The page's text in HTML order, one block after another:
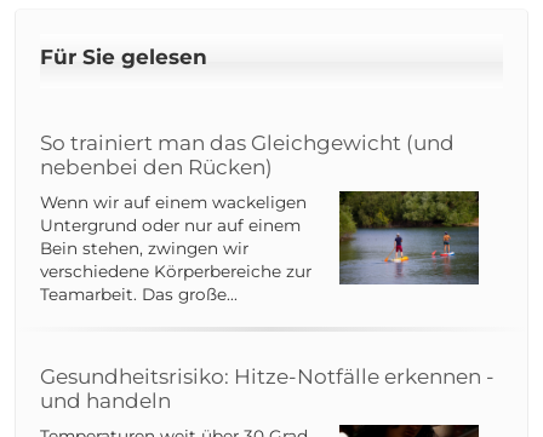
Für Sie gelesen
So trainiert man das Gleichgewicht (und
nebenbei den Rücken)
Wenn wir auf einem wackeligen
Untergrund oder nur auf einem
Bein stehen, zwingen wir
verschiedene Körperbereiche zur
Teamarbeit. Das große...
Gesundheitsrisiko: Hitze-Notfälle erkennen -
und handeln